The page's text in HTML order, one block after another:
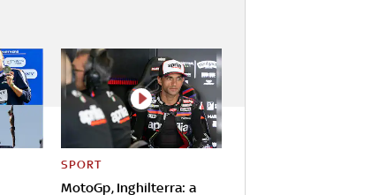
MotoGp, Inghilterra: a
SPORT